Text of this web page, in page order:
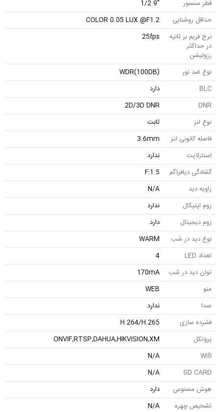
قطر سنسور
"1/2.9
حداقل روشنایی
COLOR 0.05 LUX @F1.2
نرخ فریم بر ثانیه
در حداکثر
رزولیشن
25fps
نوع ضد نور
WDR(100DB)
BLC
دارد
DNR
2D/3D DNR
نوع لنز
ثابت
فاصله کانونی لنز
3.6mm
استارلایت
ندارد
گشادگی دیافراگم
F:1.5
زاویه دید
N/A
زوم اپتیکال
ندارد
زوم دیجیتال
دارد
نوع دید در شب
WARM
تعداد LED
4
توان دید در شب
170mA
منو
WEB
صدا
ندارد
فشرده سازی
H.264/H.265
پروتکل
ONVIF,RTSP,DAHUA,HIKVISION,XM
Wifi
N/A
SD CARD
N/A
هوش مصنوعی
دارد
تشخیص چهره
N/A